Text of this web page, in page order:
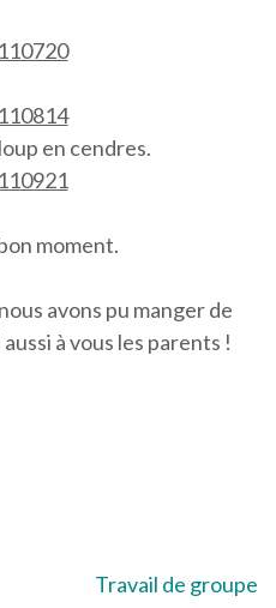
en cendres.
moment.
avons pu manger de
à vous les parents !
Travail de groupe